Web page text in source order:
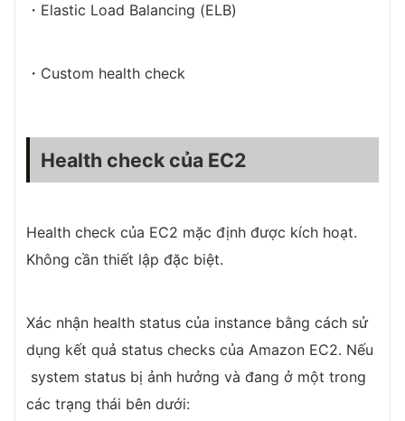
・Elastic Load Balancing (ELB)
・Custom health check
Health check của EC2
Health check của EC2 mặc định được kích hoạt.
Không cần thiết lập đặc biệt.
Xác nhận health status của instance bằng cách sử
dụng kết quả status checks của Amazon EC2. Nếu
system status bị ảnh hưởng và đang ở một trong
các trạng thái bên dưới: